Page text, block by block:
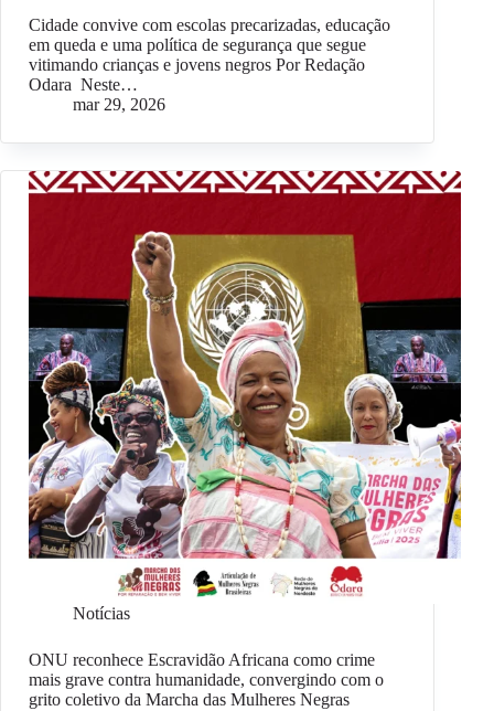
Cidade convive com escolas precarizadas, educação
em queda e uma política de segurança que segue
vitimando crianças e jovens negros Por Redação
Odara Neste…
mar 29, 2026
Notícias
ONU reconhece Escravidão Africana como crime
mais grave contra humanidade, convergindo com o
grito coletivo da Marcha das Mulheres Negras